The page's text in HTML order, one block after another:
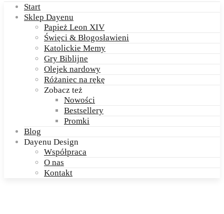
Start
Sklep Dayenu
Papież Leon XIV
Święci & Błogosławieni
Katolickie Memy
Gry Biblijne
Olejek nardowy
Różaniec na rękę
Zobacz też
Nowości
Bestsellery
Promki
Blog
Dayenu Design
Współpraca
O nas
Kontakt